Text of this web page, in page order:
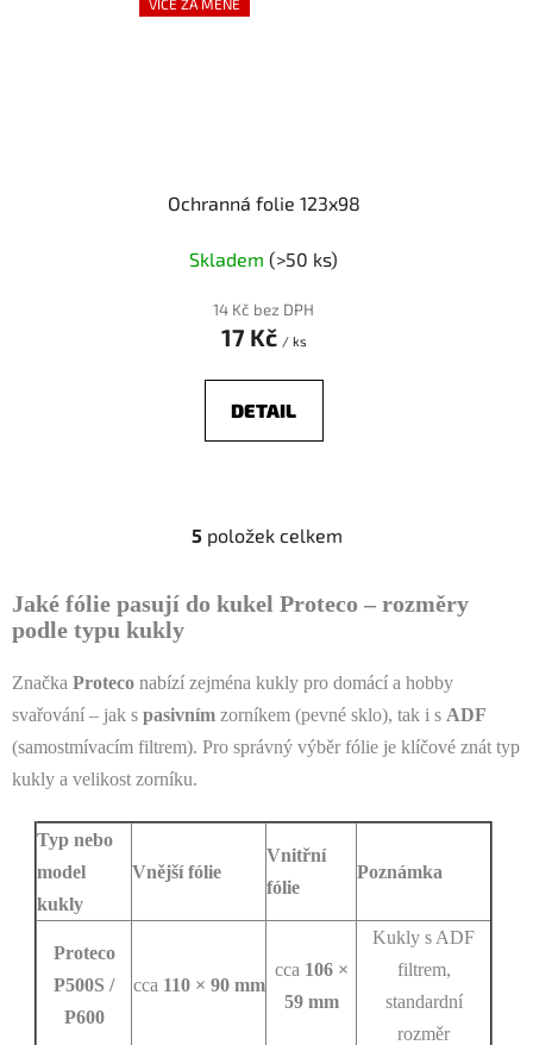
Ochranná folie 123x98
Skladem (>50 ks)
14 Kč bez DPH
17 Kč / ks
DETAIL
O
l
a
í
p
y
v
ý
s
5položek celkem
Jaké fólie pasují do kukel Proteco – rozměry
podle typu kukly
Značka Proteco nabízí zejména kukly pro domácí a hobby
svařování – jak s pasivním zorníkem (pevné sklo), tak i s ADF
(samostmívacím filtrem). Pro správný výběr fólie je klíčové znát typ
kukly a velikost zorníku.
Typ nebo
model
kukly
Vnější fólie
Vnitřní
fólie
Poznámka
Proteco
P500S /
P600
cca 110 × 90 mm
cca 106 ×
59 mm
Kukly s ADF
filtrem,
standardní
rozměr